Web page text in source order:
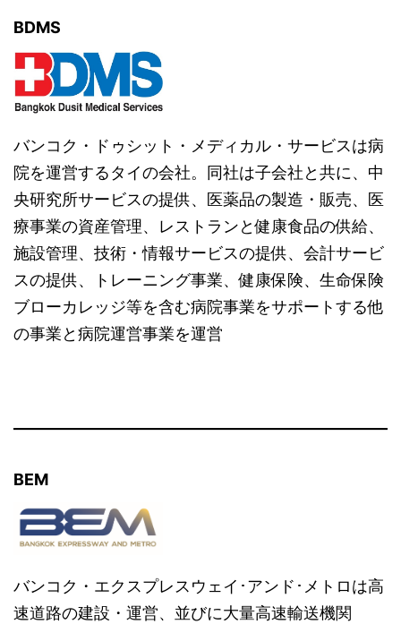
BDMS
バンコク・ドゥシット・メディカル・サービスは病
院を運営するタイの会社。同社は子会社と共に、中
央研究所サービスの提供、医薬品の製造・販売、医
療事業の資産管理、レストランと健康食品の供給、
施設管理、技術・情報サービスの提供、会計サービ
スの提供、トレーニング事業、健康保険、生命保険
ブローカレッジ等を含む病院事業をサポートする他
の事業と病院運営事業を運営
BEM
バンコク・エクスプレスウェイ･アンド･メトロは高
速道路の建設・運営、並びに大量高速輸送機関